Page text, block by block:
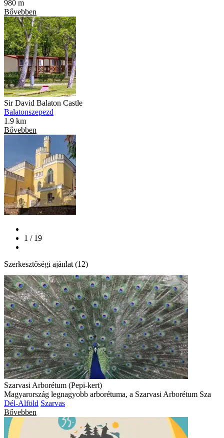
980 m
Bővebben
Sir David Balaton Castle
Balatonszepezd
1.9 km
Bővebben
1 / 19
Szerkesztőségi ajánlat (12)
Szarvasi Arborétum (Pepi-kert)
Magyarország legnagyobb arborétuma, a Szarvasi Arborétum Sza
Dél-Alföld Szarvas
Bővebben